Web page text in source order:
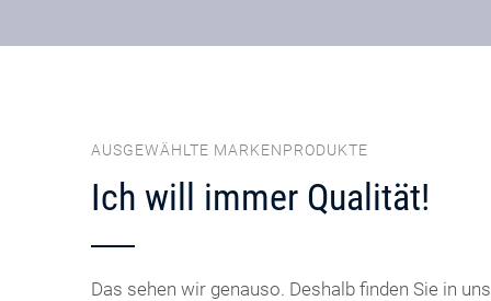
AUSGEWÄHLTE MARKENPRODUKTE
Ich will immer Qualität!
Das sehen wir genauso. Deshalb finden Sie in